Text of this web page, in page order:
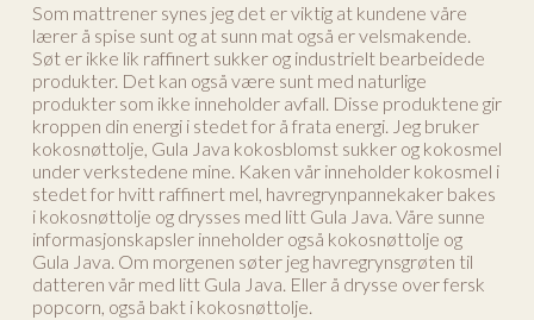
Som mattrener synes jeg det er viktig at kundene våre
lærer å spise sunt og at sunn mat også er velsmakende.
Søt er ikke lik raffinert sukker og industrielt bearbeidede
produkter. Det kan også være sunt med naturlige
produkter som ikke inneholder avfall. Disse produktene gir
kroppen din energi i stedet for å frata energi. Jeg bruker
kokosnøttolje, Gula Java kokosblomst sukker og kokosmel
under verkstedene mine. Kaken vår inneholder kokosmel i
stedet for hvitt raffinert mel, havregrynpannekaker bakes
i kokosnøttolje og drysses med litt Gula Java. Våre sunne
informasjonskapsler inneholder også kokosnøttolje og
Gula Java. Om morgenen søter jeg havregrynsgrøten til
datteren vår med litt Gula Java. Eller å drysse over fersk
popcorn, også bakt i kokosnøttolje.